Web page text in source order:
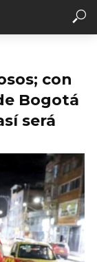
con
Bogotá
será